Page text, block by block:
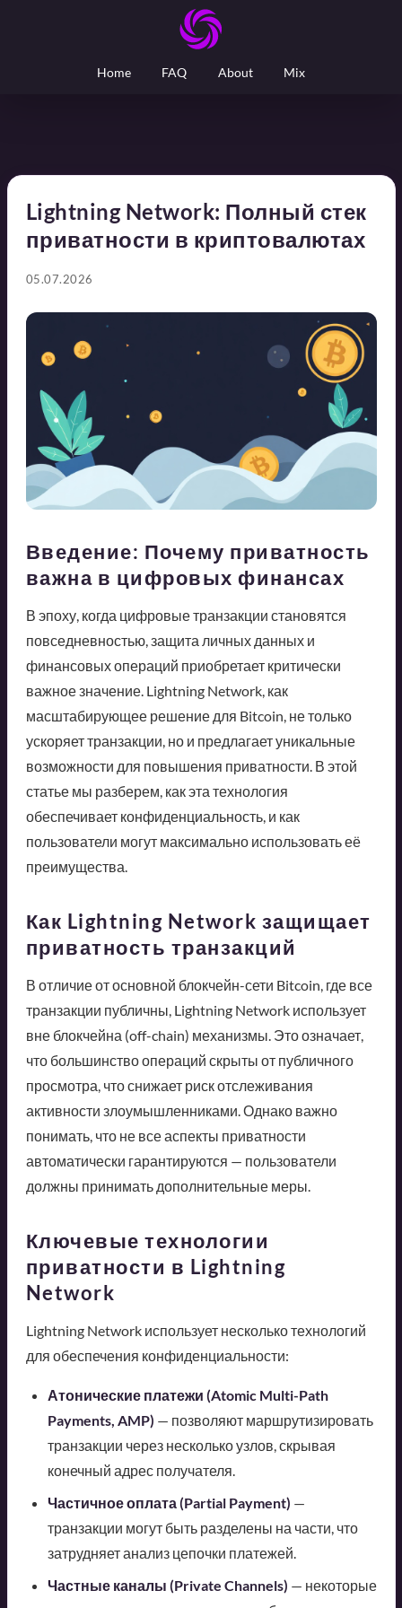
Home FAQ About Mix
Lightning Network: Полный стек
приватности в криптовалютах
05.07.2026
Введение: Почему приватность
важна в цифровых финансах
В эпоху, когда цифровые транзакции становятся
повседневностью, защита личных данных и
финансовых операций приобретает критически
важное значение. Lightning Network, как
масштабирующее решение для Bitcoin, не только
ускоряет транзакции, но и предлагает уникальные
возможности для повышения приватности. В этой
статье мы разберем, как эта технология
обеспечивает конфиденциальность, и как
пользователи могут максимально использовать её
преимущества.
Как Lightning Network защищает
приватность транзакций
В отличие от основной блокчейн-сети Bitcoin, где все
транзакции публичны, Lightning Network использует
вне блокчейна (off-chain) механизмы. Это означает,
что большинство операций скрыты от публичного
просмотра, что снижает риск отслеживания
активности злоумышленниками. Однако важно
понимать, что не все аспекты приватности
автоматически гарантируются — пользователи
должны принимать дополнительные меры.
Ключевые технологии
приватности в Lightning
Network
Lightning Network использует несколько технологий
для обеспечения конфиденциальности:
Атонические платежи (Atomic Multi-Path
Payments, AMP) — позволяют маршрутизировать
транзакции через несколько узлов, скрывая
конечный адрес получателя.
Частичное оплата (Partial Payment) —
транзакции могут быть разделены на части, что
затрудняет анализ цепочки платежей.
Частные каналы (Private Channels) — некоторые